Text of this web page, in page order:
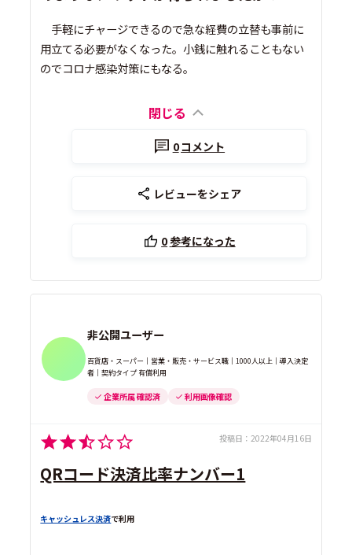
手軽にチャージできるので急な経費の立替も事前に
用立てる必要がなくなった。小銭に触れることもない
のでコロナ感染対策にもなる。
閉じる
0コメント
レビューをシェア
0参考になった
非公開ユーザー
百貨店・スーパー｜営業・販売・サービス職｜1000人以上｜導入決定
者｜契約タイプ 有償利用
企業所属 確認済 利用画像確認
投稿日： 2022年04月16日
QRコード決済比率ナンバー1
キャッシュレス決済で利用